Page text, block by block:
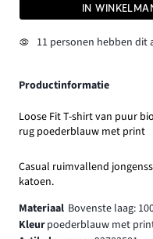
IN
11 personen hebben dit
Productinformatie
Loose Fit T-shirt van puur
rug poederblauw met print
Casual ruimvallend
katoen.
Materiaal Bovenste laag:
Kleurpoederblauw met